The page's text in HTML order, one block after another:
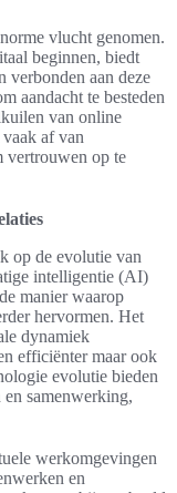
vlucht genomen.
beginnen, biedt
verbonden aan deze
aandacht te besteden
van online
af van
vertrouwen op te
op de evolutie van
intelligentie (AI)
manier waarop
hervormen. Het
dynamiek
efficiënter maar ook
evolutie bieden
samenwerking,
werkomgevingen
en